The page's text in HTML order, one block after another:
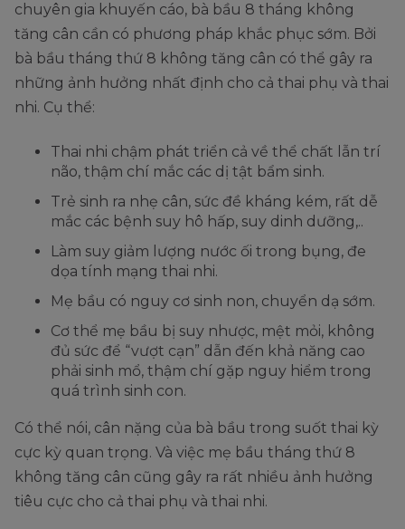
chuyên gia khuyến cáo, bà bầu 8 tháng không
tăng cân cần có phương pháp khắc phục sớm. Bởi
bà bầu tháng thứ 8 không tăng cân có thể gây ra
những ảnh hưởng nhất định cho cả thai phụ và thai
nhi. Cụ thể:
Thai nhi chậm phát triển cả về thể chất lẫn trí
não, thậm chí mắc các dị tật bẩm sinh.
Trẻ sinh ra nhẹ cân, sức đề kháng kém, rất dễ
mắc các bệnh suy hô hấp, suy dinh dưỡng,..
Làm suy giảm lượng nước ối trong bụng, đe
dọa tính mạng thai nhi.
Mẹ bầu có nguy cơ sinh non, chuyển dạ sớm.
Cơ thể mẹ bầu bị suy nhược, mệt mỏi, không
đủ sức để “vượt cạn” dẫn đến khả năng cao
phải sinh mổ, thậm chí gặp nguy hiểm trong
quá trình sinh con.
Có thể nói, cân nặng của bà bầu trong suốt thai kỳ
cực kỳ quan trọng. Và việc mẹ bầu tháng thứ 8
không tăng cân cũng gây ra rất nhiều ảnh hưởng
tiêu cực cho cả thai phụ và thai nhi.